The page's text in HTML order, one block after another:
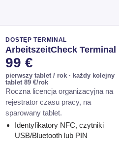
DOSTĘP TERMINAL
ArbeitszeitCheck Terminal
99 €
pierwszy tablet / rok · każdy kolejny
tablet 89 €/rok
Roczna licencja organizacyjna na
rejestrator czasu pracy, na
sparowany tablet.
Identyfikatory NFC, czytniki
USB/Bluetooth lub PIN